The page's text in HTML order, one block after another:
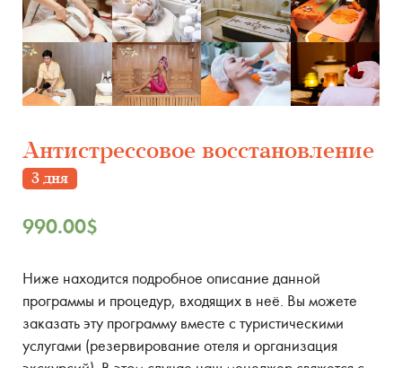
Антистрессовое восстановление
3 дня
990.00$
Ниже находится подробное описание данной
программы и процедур, входящих в неё. Вы можете
заказать эту программу вместе с туристическими
услугами (резервирование отеля и организация